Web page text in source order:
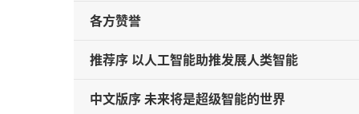
各方赞誉
推荐序 以人工智能助推发展人类智能
中文版序 未来将是超级智能的世界